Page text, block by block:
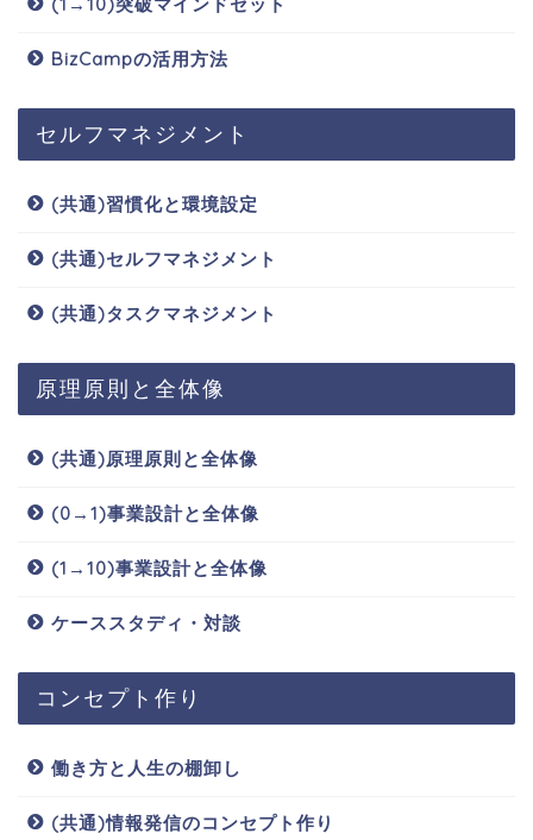
BizCampの活用方法
セルフマネジメント
(共通)習慣化と環境設定
(共通)セルフマネジメント
(共通)タスクマネジメント
原理原則と全体像
(共通)原理原則と全体像
(0→1)事業設計と全体像
(1→10)事業設計と全体像
ケーススタディ・対談
コンセプト作り
働き方と人生の棚卸し
(共通)情報発信のコンセプト作り